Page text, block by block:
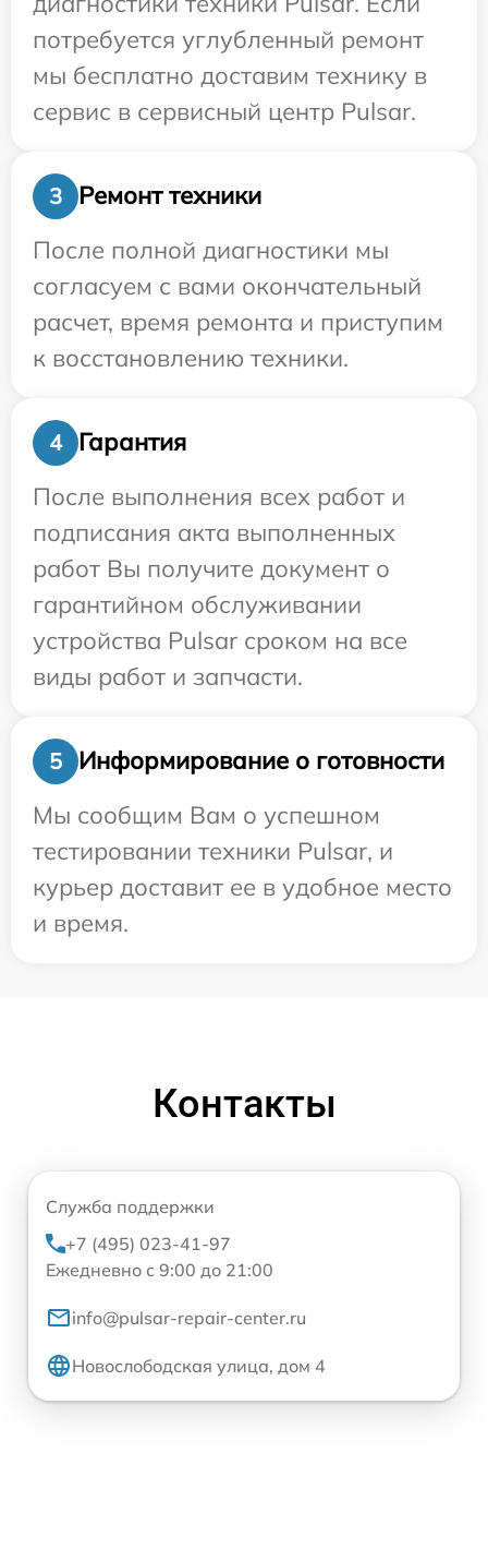
потребуется углубленный ремонт
мы бесплатно доставим технику в
сервис в сервисный центр Pulsar.
3
Ремонт техники
После полной диагностики мы
согласуем с вами окончательный
расчет, время ремонта и приступим
к восстановлению техники.
4
Гарантия
После выполнения всех работ и
подписания акта выполненных
работ Вы получите документ о
гарантийном обслуживании
устройства Pulsar сроком на все
виды работ и запчасти.
5
Информирование о готовности
Мы сообщим Вам о успешном
тестировании техники Pulsar, и
курьер доставит ее в удобное место
и время.
Контакты
Служба поддержки
+7 (495) 023-41-97
Ежедневно с 9:00 до 21:00
info@pulsar-repair-center.ru
Новослободская улица, дом 4